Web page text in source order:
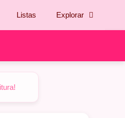
Listas Explorar